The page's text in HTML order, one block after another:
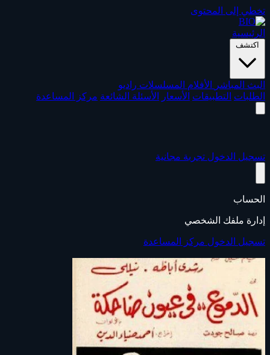
تخطي إلى المحتوى
الرئيسية
اكتشف
البث المباشر الأفلام المسلسلات راديو
الطلبات التطبيقات الأسعار الأسئلة الشائعة مركز المساعدة
تسجيل الدخول تجربة مجانية
الحساب
إدارة ملفك الشخصي
تسجيل الدخول مركز المساعدة